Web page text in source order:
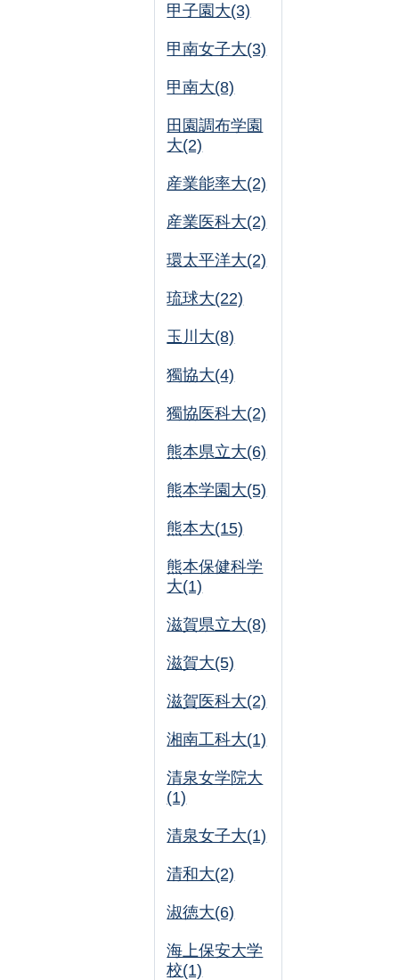
甲子園大(3)
甲南女子大(3)
甲南大(8)
田園調布学園
大(2)
産業能率大(2)
産業医科大(2)
環太平洋大(2)
琉球大(22)
玉川大(8)
獨協大(4)
獨協医科大(2)
熊本県立大(6)
熊本学園大(5)
熊本大(15)
熊本保健科学
大(1)
滋賀県立大(8)
滋賀大(5)
滋賀医科大(2)
湘南工科大(1)
清泉女学院大
(1)
清泉女子大(1)
清和大(2)
淑徳大(6)
海上保安大学
校(1)